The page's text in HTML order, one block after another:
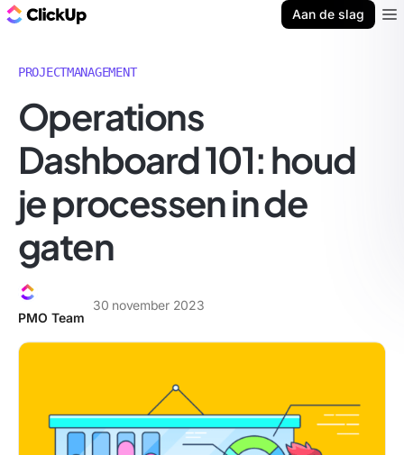
Aan de slag
PROJECTMANAGEMENT
Operations
Dashboard 101: houd
je processen in de
gaten
PMO Team
30 november 2023